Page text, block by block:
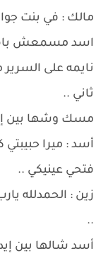
مالك : في بنت جوا
اسد مسمعش باقي
نايمه على
ثاني ..
مسك وشها بين
أسد : ميرا
فتحي عينيكي ..
زين : الحمدلله
..
أسد شالها بين